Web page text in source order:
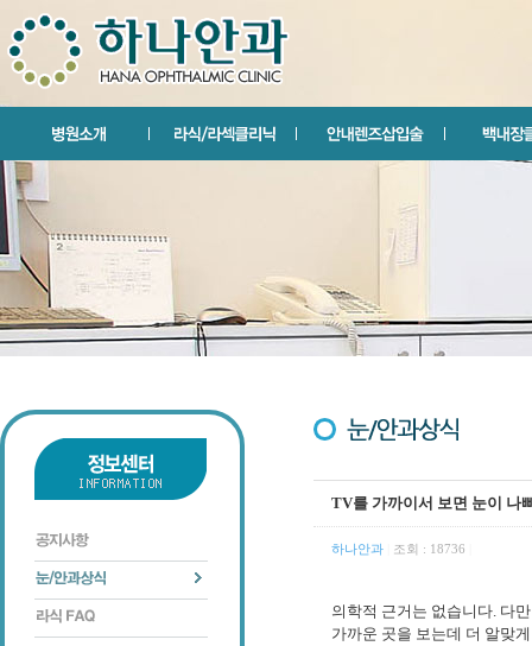
TV를 가까이서 보면 눈이 나
하나안과 조회 : 18736
의학적 근거는 없습니다. 다
가까운 곳을 보는데 더 알맞